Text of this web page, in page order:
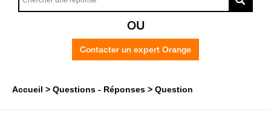
OU
Contacter un expert Orange
Accueil Questions - Réponses Question